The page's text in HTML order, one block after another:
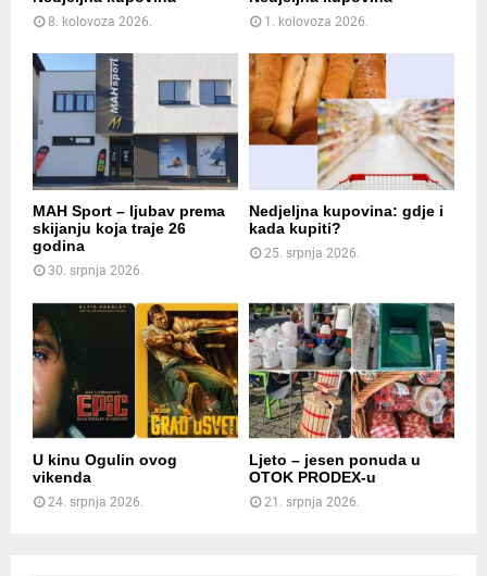
8. kolovoza 2026. 1. kolovoza 2026.
MAH Sport – ljubav prema
skijanju koja traje 26
godina
30. srpnja 2026.
Nedjeljna kupovina: gdje i
kada kupiti?
25. srpnja 2026.
U kinu Ogulin ovog
vikenda
24. srpnja 2026.
Ljeto – jesen ponuda u
OTOK PRODEX-u
21. srpnja 2026.